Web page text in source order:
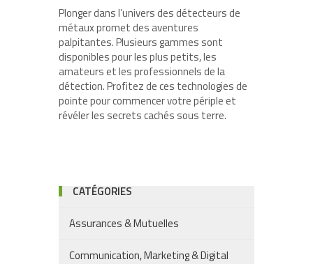
Plonger dans l’univers des détecteurs de
métaux promet des aventures
palpitantes. Plusieurs gammes sont
disponibles pour les plus petits, les
amateurs et les professionnels de la
détection. Profitez de ces technologies de
pointe pour commencer votre périple et
révéler les secrets cachés sous terre.
CATÉGORIES
Assurances & Mutuelles
Communication, Marketing & Digital